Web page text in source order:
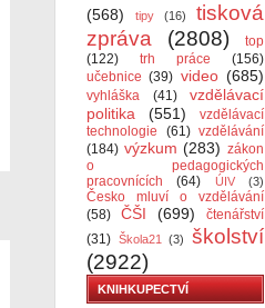
(568)
tipy (16)
tisková
zpráva
(2808)
top
(122)
trh práce
(156)
učebnice (39) video (685)
vyhláška (41)
vzdělávací
politika
(551)
vzdělávací
technologie
(61) vzdělávání
(184) výzkum (283) zákon
o pedagogických
pracovnících
(64) ÚIV (3)
Česko mluví o vzdělávání
(58)
ČŠI (699)
čtenářství
(31) Škola21 (3)
školství
(2922)
KNIHKUPECTVÍ